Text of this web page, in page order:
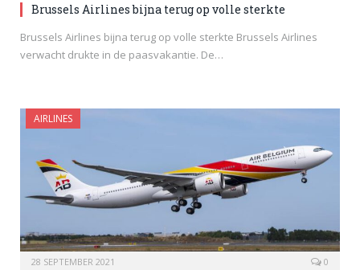
Brussels Airlines bijna terug op volle sterkte
Brussels Airlines bijna terug op volle sterkte Brussels Airlines
verwacht drukte in de paasvakantie. De…
AIRLINES
28 SEPTEMBER 2021 0